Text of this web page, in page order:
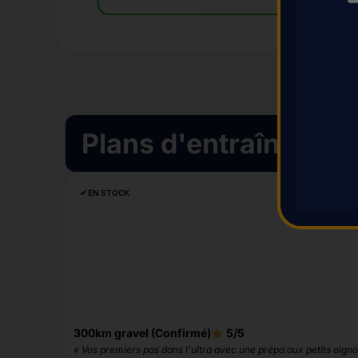
Plans
✔︎ EN STOCK
300km gravel (Confirmé) 5/5
« Vos premiers pas dans l’ultra avec une prépa aux petits